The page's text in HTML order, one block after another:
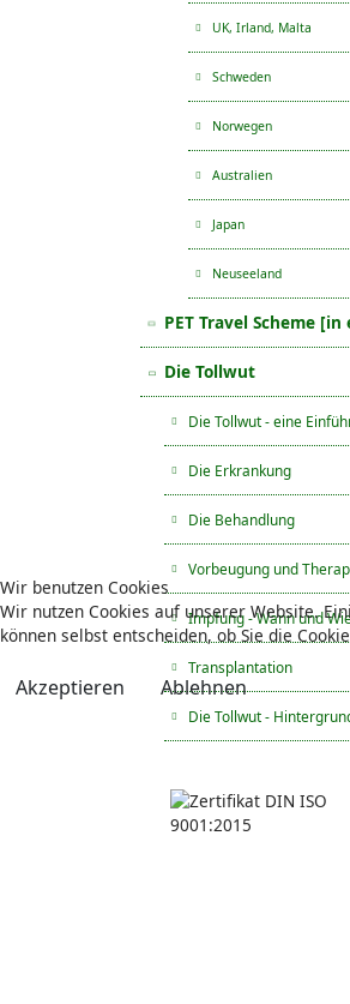
UK, Irland, Malta
Schweden
Norwegen
Australien
Japan
Neuseeland
PET Travel Scheme
Die Tollwut
Die Tollwut - eine
Die Erkrankung
Die Behandlung
Vorbeugung und
Impfung - Wann und Wie
Transplantation
Die Tollwut -
Wir benutzen Cookies
Wir nutzen Cookies auf unserer Website.
können selbst entscheiden, ob Sie die
Akzeptieren Ablehnen